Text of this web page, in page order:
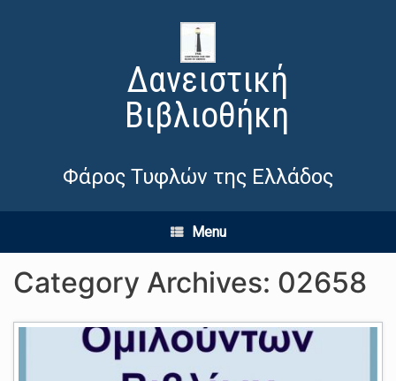
Δανειστική
Βιβλιοθήκη
Φάρος Τυφλών της Ελλάδος
Menu
Category Archives: 02658